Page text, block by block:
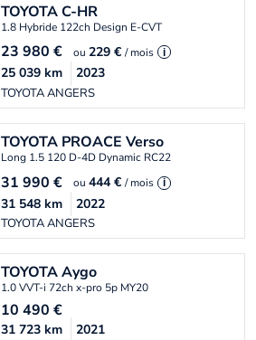
TOYOTAC-HR
1.8 Hybride 122ch Design E-CVT
23 980 € ou 229 € / mois i
TOYOTA ANGERS
25 039 km 2023
TOYOTA PROACE Verso
Long 1.5 120 D-4D Dynamic RC22
31 990 € ou 444 € / mois i
TOYOTA ANGERS
31 548 km 2022
TOYOTAAygo
1.0 VVT-i 72ch x-pro 5p MY20
10 490 €
31 723 km 2021